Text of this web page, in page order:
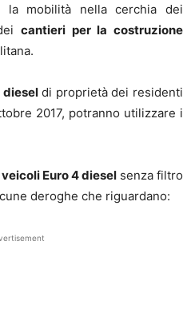
mobilità nella cerchia dei
cantieri per la costruzione
dieseldi proprietà dei residenti
2017, potranno utilizzare i
Euro 4 diesel senza filtro
deroghe che riguardano: